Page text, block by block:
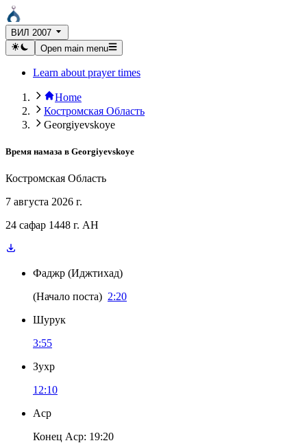
ВИЛ 2007
Open main menu
Learn about prayer times
Home
Костромская Область
Georgiyevskoye
Время намаза в Georgiyevskoye
Костромская Область
7 августа 2026 г.
24 сафар 1448 г. AH
Фаджр (Иджтихад)
(Начало поста) 2:20
Шурук
3:55
Зухр
12:10
Аср
Конец Аср: 19:20